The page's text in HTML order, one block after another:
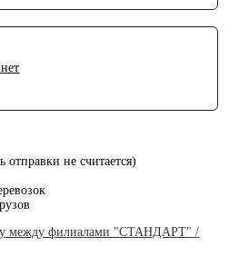
отправки не считается)
между филиалами "СТАНДАРТ" /